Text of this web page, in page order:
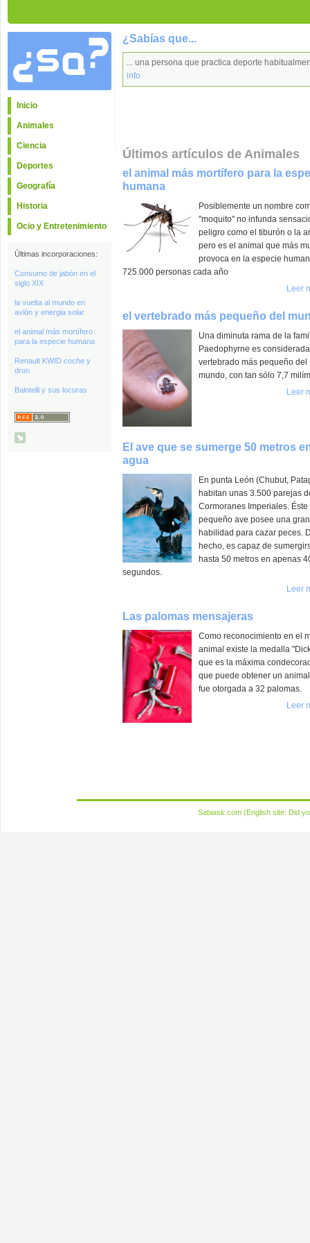
Inicio
Animales
Ciencia
Deportes
Geografía
Historia
Ocio y Entretenimiento
Últimas incorporaciones:
Consumo de jabón en el
siglo XIX
la vuelta al mundo en
avión y energia solar
el animal más mortífero
para la especie humana
Renault KWID coche y
dron
Balotelli y sus locuras
¿Sabías que...
... una persona que practica deporte
info
Últimos artículos de Animales
el animal más mortífero para la
humana
Posiblemente un nombre
"moquito" no infunda
peligro como el tiburón o la
pero es el animal que más
provoca en la especie
725.000 personas cada año
Leer
el vertebrado más pequeño del
Una diminuta rama de la
Paedophyrne es
vertebrado más pequeño del
mundo, con tan sólo 7,7
Leer
El ave que se sumerge 50 metros
agua
En punta León (Chubut,
habitan unas 3.500 parejas
Cormoranes Imperiales. Éste
pequeño ave posee una gran
habilidad para cazar peces.
hecho, es capaz de
hasta 50 metros en apenas
segundos.
Leer
Las palomas mensajeras
Como reconocimiento en el
animal existe la medalla
que es la máxima
que puede obtener un
fue otorgada a 32 palomas.
Leer
Sabiask.com (English site: Did